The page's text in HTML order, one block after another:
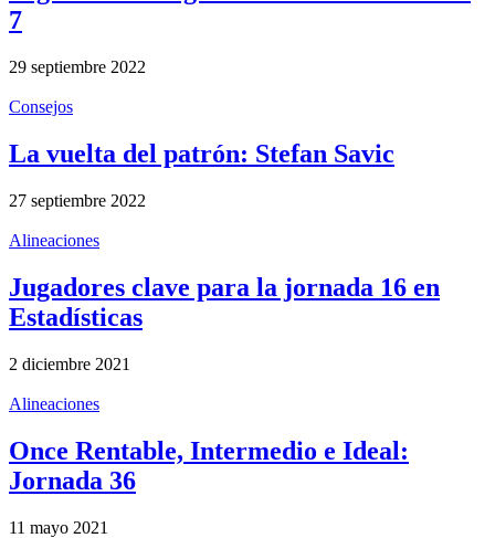
7
29 septiembre 2022
Consejos
La vuelta del patrón: Stefan Savic
27 septiembre 2022
Alineaciones
Jugadores clave para la jornada 16 en
Estadísticas
2 diciembre 2021
Alineaciones
Once Rentable, Intermedio e Ideal:
Jornada 36
11 mayo 2021